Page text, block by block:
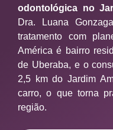
odontológica no
Dra. Luana
tratamento com
América é bairro
de Uberaba, e o
2,5 km do Jardim
carro, o que torna
região.